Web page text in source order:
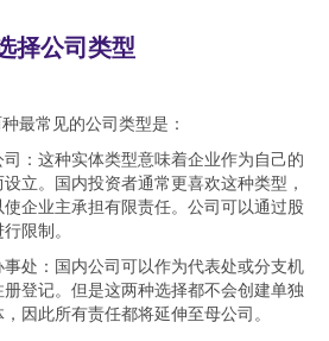
择公司类型
最常见的公司类型是：
：这种实体类型意味着企业作为自己的
立。国内投资者通常更喜欢这种类型，
使企业主承担有限责任。公司可以通过股
限制。
事处：国内公司可以作为代表处或分支机
登记。但是这两种选择都不会创建单独
因此所有责任都将延伸至母公司。